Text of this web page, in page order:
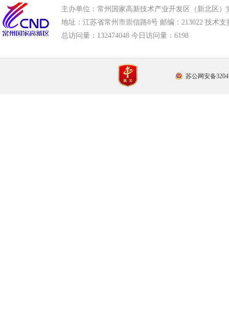
主办单位：常州国家高新技术产业开发区（新北区）
地址：江苏省常州市崇信路8号 邮编：213022 技术支
总访问量： 132474048 今日访问量： 6198
苏公网安备